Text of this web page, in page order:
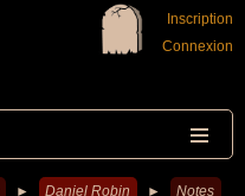
Inscription
Connexion
► Daniel Robin ► Notes